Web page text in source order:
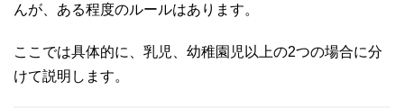
んが、ある程度のルールはあります。
ここでは具体的に、乳児、幼稚園児以上の2つの場合に分
けて説明します。